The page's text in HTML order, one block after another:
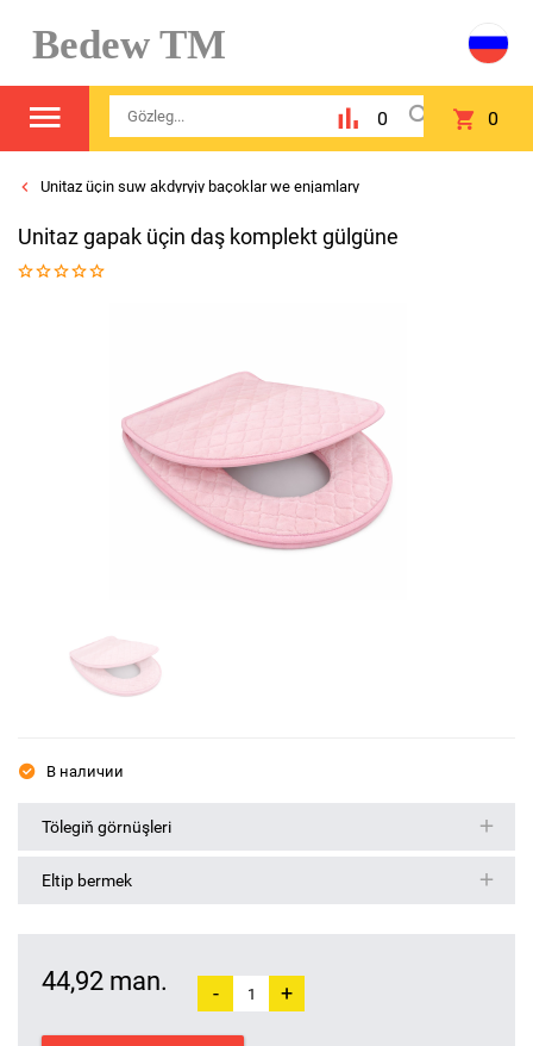
Bedew TM
0 0
Unitaz üçin suw akdyryjy baçoklar we enjamlary
Unitaz gapak üçin daş komplekt gülgüne
В наличии
Tölegiň görnüşleri
Eltip bermek
44,92 man. - +